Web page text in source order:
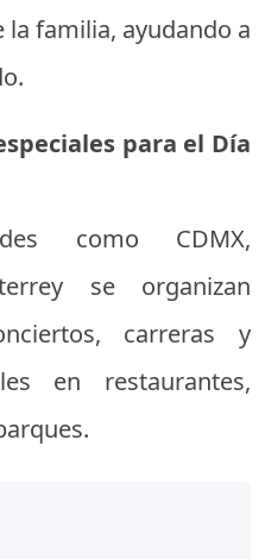
familia, ayudando a
para el Día
como CDMX,
se organizan
carreras y
en restaurantes,